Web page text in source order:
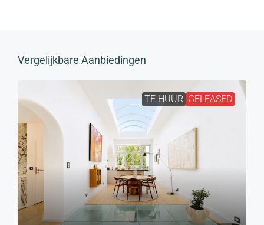
Vergelijkbare Aanbiedingen
TE HUUR GELEASED